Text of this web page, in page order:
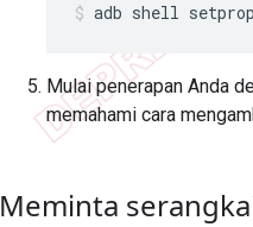
adb shell setprop
Mulai penerapan Anda
memahami cara
Meminta